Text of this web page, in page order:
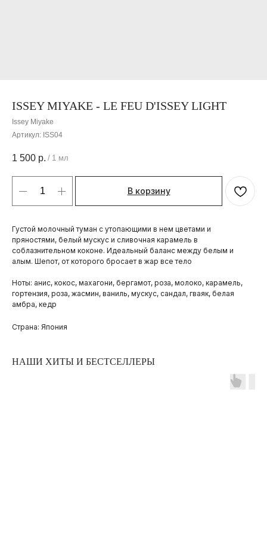
ISSEY MIYAKE - LE FEU D'ISSEY LIGHT
Issey Miyake
Артикул: ISS04
1 500 р. / 1 мл
В корзину
Густой молочный туман с утопающими в нем цветами и
пряностями, белый мускус и сливочная карамель в
соблазнительном коконе. Идеальный баланс между белым и
алым. Шепот, от которого бросает в жар все тело
Ноты: анис, кокос, махагони, бергамот, роза, молоко, карамель,
гортензия, роза, жасмин, ваниль, мускус, сандал, гваяк, белая
амбра, кедр
Страна: Япония
НАШИ ХИТЫ И БЕСТСЕЛЛЕРЫ